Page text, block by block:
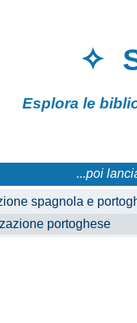
✧
Esplora le
↓ ...poi
e
portoghese